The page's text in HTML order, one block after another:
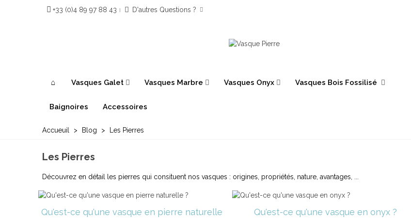
+33 (0)4 89 97 88 43 D'autres Questions ?
Vasques Galet Vasques Marbre Vasques Onyx Vasques Bois Fossilisé
Baignoires Accessoires
Accueuil > Blog > Les Pierres
Les Pierres
Découvrez en détail les pierres qui consituent nos vasques : origines, propriétés, nature, avantages, ...
Qu'est-ce qu'une vasque en pierre naturelle
Qu'est-ce qu'une vasque en onyx ?